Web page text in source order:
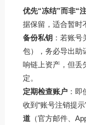
优先“冻结”而非“
据保留，适合暂时
备份私钥 ：若账
包），务必导出助
响链上资产，但丢
定。
定期检查账户 ：
收到“账号注销提
道 （官方邮件、